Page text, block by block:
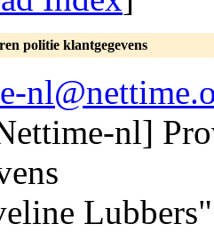
politie klantgegevens
nl]